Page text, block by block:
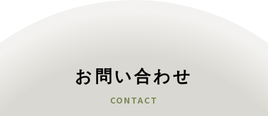
お問い合わせ
CONTACT